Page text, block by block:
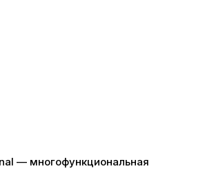
— многофункциональная